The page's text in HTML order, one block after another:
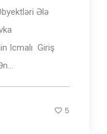
Ələ
Iсmаlı ️ Giriş
5